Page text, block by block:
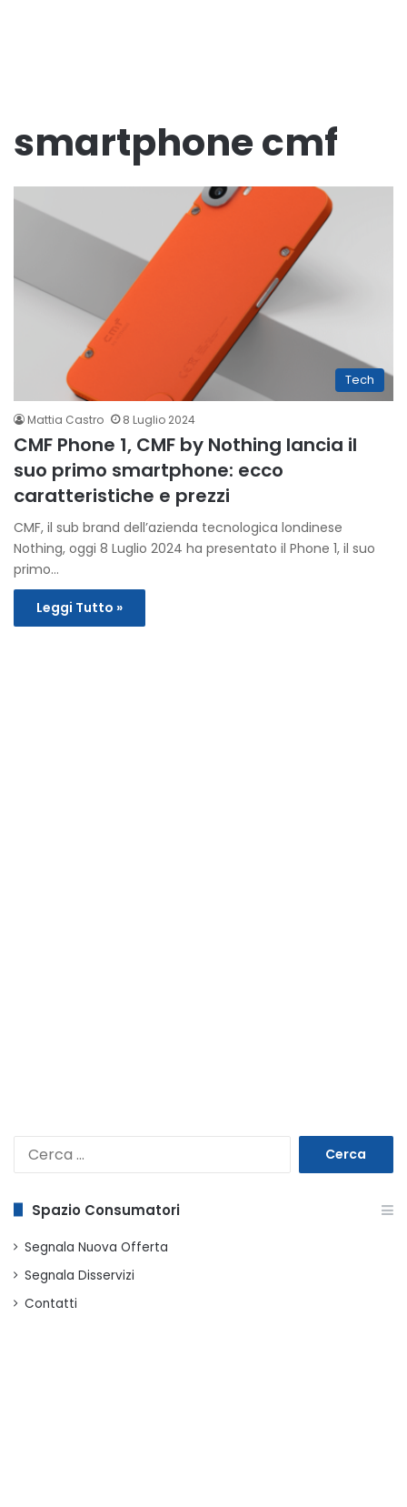
smartphone cmf
Tech
Mattia Castro 8 Luglio 2024
CMF Phone 1, CMF by Nothing lancia il
suo primo smartphone: ecco
caratteristiche e prezzi
CMF, il sub brand dell’azienda tecnologica londinese
Nothing, oggi 8 Luglio 2024 ha presentato il Phone 1, il suo
primo…
Leggi Tutto »
Spazio Consumatori
Segnala Nuova Offerta
Segnala Disservizi
Contatti